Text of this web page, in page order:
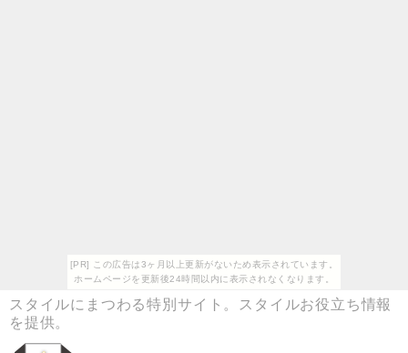
[PR] この広告は3ヶ月以上更新がないため表示されています。
ホームページを更新後24時間以内に表示されなくなります。
スタイルにまつわる特別サイト。スタイルお役立ち情報
を提供。